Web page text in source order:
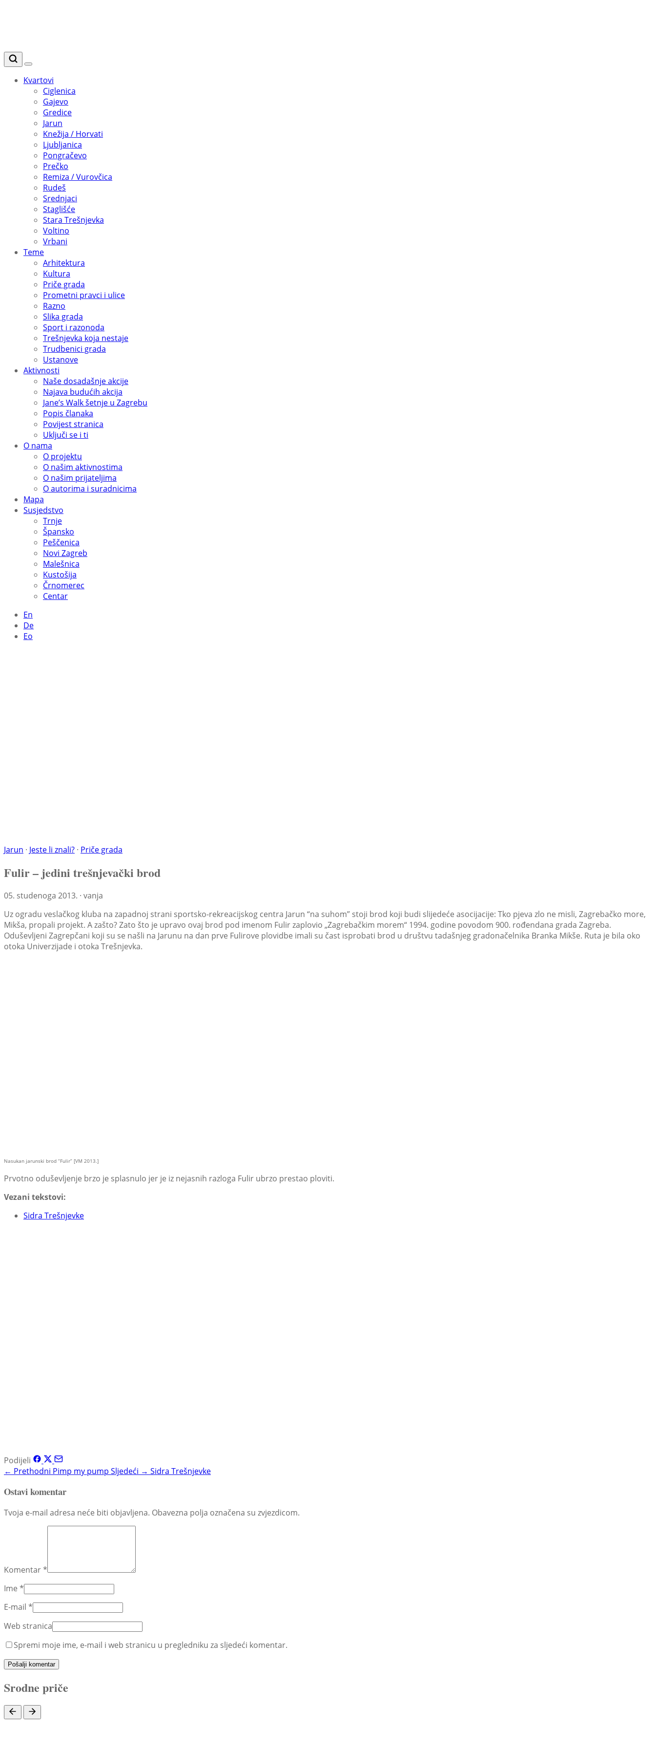
Kvartovi
Ciglenica
Gajevo
Gredice
Jarun
Knežija / Horvati
Ljubljanica
Pongračevo
Prečko
Remiza / Vurovčica
Rudeš
Srednjaci
Staglišće
Stara Trešnjevka
Voltino
Vrbani
Teme
Arhitektura
Kultura
Priče grada
Prometni pravci i ulice
Razno
Slika grada
Sport i razonoda
Trešnjevka koja nestaje
Trudbenici grada
Ustanove
Aktivnosti
Naše dosadašnje akcije
Najava budućih akcija
Jane’s Walk šetnje u Zagrebu
Popis članaka
Povijest stranica
Uključi se i ti
O nama
O projektu
O našim aktivnostima
O našim prijateljima
O autorima i suradnicima
Mapa
Susjedstvo
Trnje
Špansko
Peščenica
Novi Zagreb
Malešnica
Kustošija
Črnomerec
Centar
En
De
Eo
Jarun · Jeste li znali? · Priče grada
Fulir – jedini trešnjevački brod
05. studenoga 2013. · vanja
Uz ogradu veslačkog kluba na zapadnoj strani sportsko-rekreacijskog centra Jarun “na suhom” stoji brod koji budi slijedeće asocijacije: Tko pjeva zlo ne misli, Zagrebačko more,
Mikša, propali projekt. A zašto? Zato što je upravo ovaj brod pod imenom Fulir zaplovio „Zagrebačkim morem“ 1994. godine povodom 900. rođendana grada Zagreba.
Oduševljeni Zagrepčani koji su se našli na Jarunu na dan prve Fulirove plovidbe imali su čast isprobati brod u društvu tadašnjeg gradonačelnika Branka Mikše. Ruta je bila oko
otoka Univerzijade i otoka Trešnjevka.
Nasukan jarunski brod “Fulir” [VM 2013.]
Prvotno oduševljenje brzo je splasnulo jer je iz nejasnih razloga Fulir ubrzo prestao ploviti.
Vezani tekstovi:
Sidra Trešnjevke
Podijeli
← Prethodni Pimp my pump Sljedeći → Sidra Trešnjevke
Ostavi komentar
Tvoja e-mail adresa neće biti objavljena. Obavezna polja označena su zvjezdicom.
Komentar*
Ime *
E-mail *
Web stranica
Spremi moje ime, e-mail i web stranicu u pregledniku za sljedeći komentar.
Pošalji komentar
Srodne priče